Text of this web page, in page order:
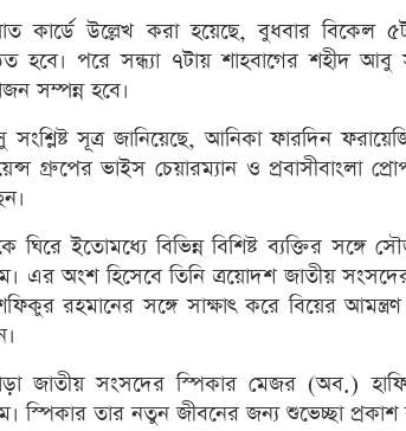
কার্ডে উল্লেখ করা হয়েছে, বুধবার বিকেল
হবে। পরে সন্ধ্যা ৭টায় শাহবাগের শহীদ
সম্পন্ন হবে।
সংশ্লিষ্ট সূত্র জানিয়েছে, আনিকা ফারদিন
গ্রুপের ভাইস চেয়ারম্যান ও প্রবাসীবাংলা
ঘিরে ইতোমধ্যে বিভিন্ন বিশিষ্ট ব্যক্তির
এর অংশ হিসেবে তিনি ত্রয়োদশ জাতীয়
রহমানের সঙ্গে সাক্ষাৎ করে বিয়ের
জাতীয় সংসদের স্পিকার মেজর (অব.)
স্পিকার তার নতুন জীবনের জন্য শুভেচ্ছা প্রকাশ